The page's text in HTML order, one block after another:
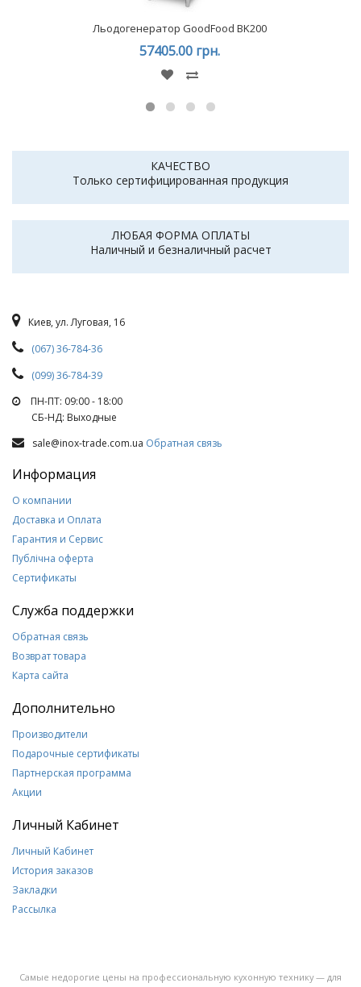
Льодогенератор GoodFood BK200
57405.00 грн.
КАЧЕСТВО
Только сертифицированная продукция
ЛЮБАЯ ФОРМА ОПЛАТЫ
Наличный и безналичный расчет
Киев, ул. Луговая, 16
(067) 36-784-36
(099) 36-784-39
ПН-ПТ: 09:00 - 18:00
СБ-НД: Выходные
sale@inox-trade.com.ua Обратная связь
Информация
О компании
Доставка и Оплата
Гарантия и Сервис
Публічна оферта
Сертификаты
Служба поддержки
Обратная связь
Возврат товара
Карта сайта
Дополнительно
Производители
Подарочные сертификаты
Партнерская программа
Акции
Личный Кабинет
Личный Кабинет
История заказов
Закладки
Рассылка
Самые недорогие цены на профессиональную кухонную технику — для